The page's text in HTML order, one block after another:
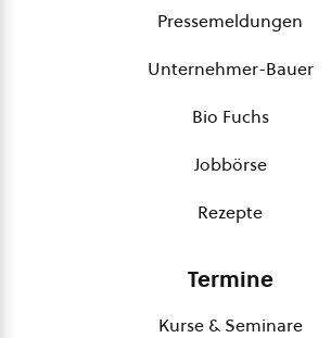
Pressemeldungen
Unternehmer-Bauer
Bio Fuchs
Jobbörse
Rezepte
Termine
Kurse & Seminare